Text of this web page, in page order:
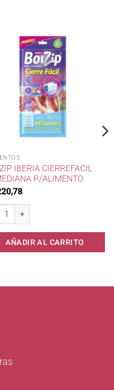
IBERIA CIERREFACIL
P/ALIMENTO
AÑADIR AL CARRITO